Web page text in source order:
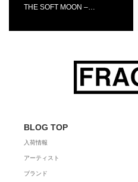
THE SOFT MOON –…
BLOG TOP
入荷情報
アーティスト
ブランド